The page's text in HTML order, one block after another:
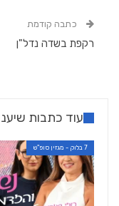
כתבה קודמת
רקפת בשדה נדל"ן
עוד כתבות
7 בלוק - מגזין סופ"ש